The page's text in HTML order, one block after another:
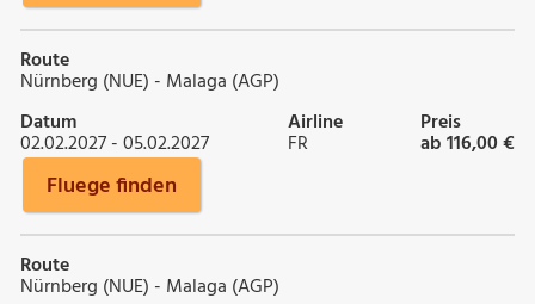
Route
Nürnberg (NUE) - Malaga (AGP)
Datum
02.02.2027 - 05.02.2027
Airline
FR
Preis
ab 116,00 €
Fluege finden
Route
Nürnberg (NUE) - Malaga (AGP)